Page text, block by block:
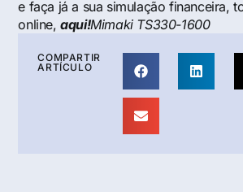
e faça já a sua simulação financeira,
online,aqui!Mimaki TS330-1600
COMPARTIR
ARTÍCULO